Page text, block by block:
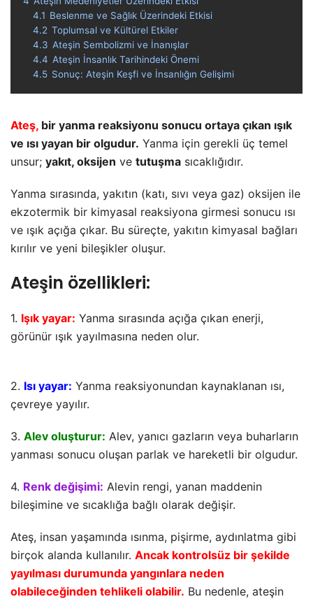
4.1 Beslenme ve Sağlık Üzerindeki Etkisi
4.2 Toplumsal ve Kültürel Etkiler
4.3 Ateşin Sembolizmi ve İnanışlar
4.4 Ateşin İnsanlık Tarihindeki Önemi
4.5 Sonuç: Ateşin Keşfi ve İnsanlığın Gelişimi
Ateş, bir yanma reaksiyonu sonucu ortaya çıkan ışık
ve ısı yayan bir olgudur. Yanma için gerekli üç temel
unsur; yakıt, oksijen ve tutuşma sıcaklığıdır.
Yanma sırasında, yakıtın (katı, sıvı veya gaz) oksijen ile
ekzotermik bir kimyasal reaksiyona girmesi sonucu ısı
ve ışık açığa çıkar. Bu süreçte, yakıtın kimyasal bağları
kırılır ve yeni bileşikler oluşur.
Ateşin özellikleri:
1. Işık yayar: Yanma sırasında açığa çıkan enerji,
görünür ışık yayılmasına neden olur.
2. Isı yayar: Yanma reaksiyonundan kaynaklanan ısı,
çevreye yayılır.
3. Alev oluşturur: Alev, yanıcı gazların veya buharların
yanması sonucu oluşan parlak ve hareketli bir olgudur.
4. Renk değişimi: Alevin rengi, yanan maddenin
bileşimine ve sıcaklığa bağlı olarak değişir.
Ateş, insan yaşamında ısınma, pişirme, aydınlatma gibi
birçok alanda kullanılır. Ancak kontrolsüz bir şekilde
yayılması durumunda yangınlara neden
olabileceğinden tehlikeli olabilir. Bu nedenle, ateşin